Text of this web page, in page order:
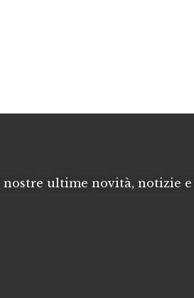
nostre ultime novità, notizie e